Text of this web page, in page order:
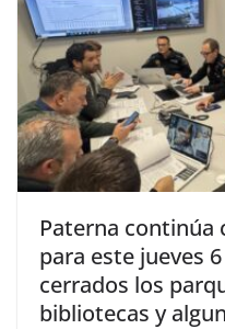
Paterna continúa
para este jueves
cerrados los
bibliotecas y